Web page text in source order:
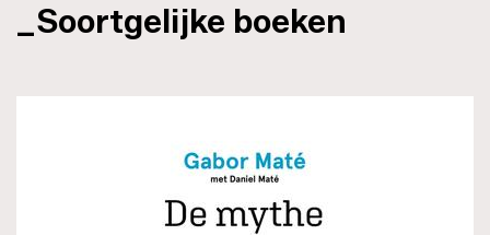
_Soortgelijke boeken